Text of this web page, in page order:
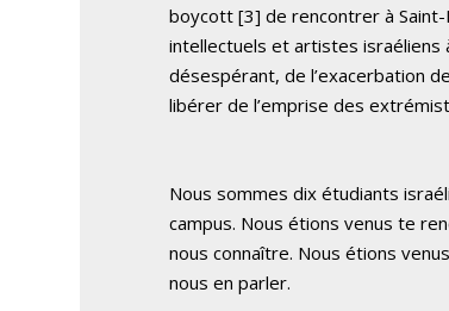
boycott [3] de rencontrer à
intellectuels et artistes israéliens
désespérant, de l’exacerbation
libérer de l’emprise des
Nous sommes dix étudiants
campus. Nous étions venus te
nous connaître. Nous étions
nous en parler.